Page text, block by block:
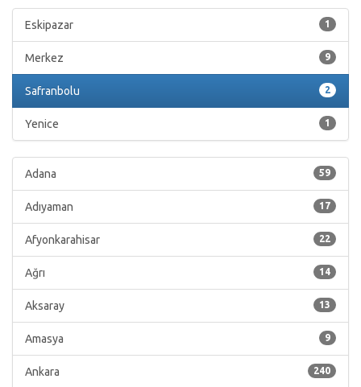
1
Eskipazar
9
Merkez
2
Safranbolu
1
Yenice
59
Adana
17
Adıyaman
22
Afyonkarahisar
14
Ağrı
13
Aksaray
9
Amasya
240
Ankara